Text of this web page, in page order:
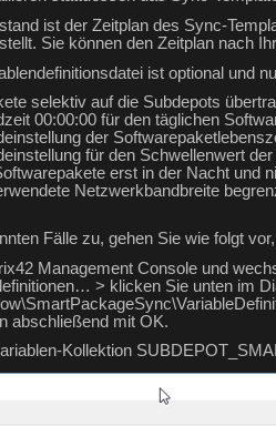
ist der Zeitplan des Sync-
Sie können den Zeitplan nach
ist optional und
selektiv auf die Subdepots
00:00:00 für den täglichen
der
für den Schwellenwert
erst in der Nacht und
Netzwerkbandbreite
Fälle zu, gehen Sie wie folgt
Management Console und
> klicken Sie unten im
abschließend mit OK.
Kollektion